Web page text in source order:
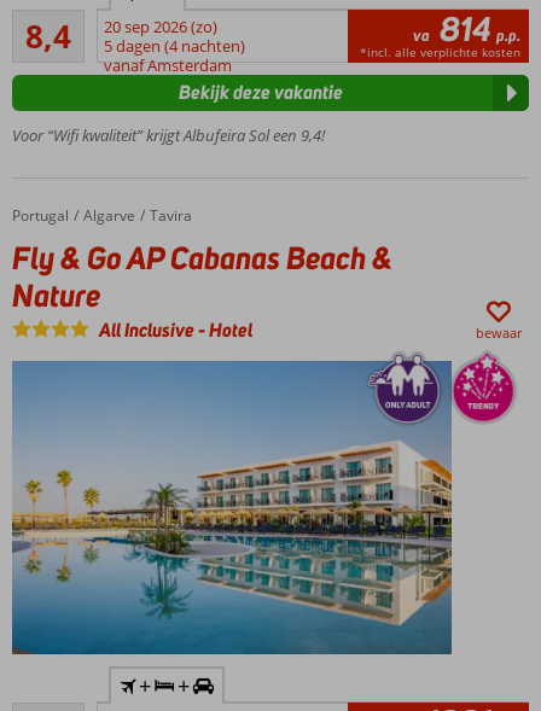
op
loopafstand
Ca.
meter
van
de
Buffet
& à-la-
carte
Trakteer
jezelf op
8,4
Zeer goed
8
beoordelingen
20 sep 2026 (zo)
5 dagen (4 nachten)
vanaf Amsterdam
va 814 p.p.
*incl. alle verplichte kosten
Voor “Wifi kwaliteit” krijgt Albufeira Sol een 9,4!
Bekijk deze vakantie
Home
Portugal Algarve Tavira
Fly & Go AP Cabanas Beach & Nature
Fly & Go AP Cabanas Beach &
Nature
All Inclusive-Hotel bewaar
+ +